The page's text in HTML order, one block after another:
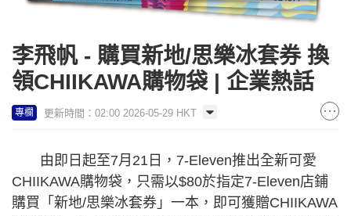
李飛帆 - 購買新地/思樂冰套券 換
領CHIIKAWA購物袋 | 企業熱話
專欄 更新時間：02:00 2026-05-29 HKT
由即日起至7月21日，7-Eleven推出全新可愛
CHIIKAWA購物袋，只需以$80於指定7-Eleven店鋪
購買「新地/思樂冰套券」一本，即可獲贈CHIIKAWA